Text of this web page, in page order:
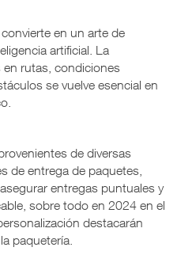
en un arte de
artificial. La
en rutas, condiciones
se vuelve esencial en
de diversas
de entrega de paquetes,
entregas puntuales y
sobre todo en 2024 en el
destacarán
paquetería.